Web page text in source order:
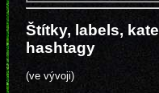
Štítky, labels,
hashtagy
(ve vývoji)